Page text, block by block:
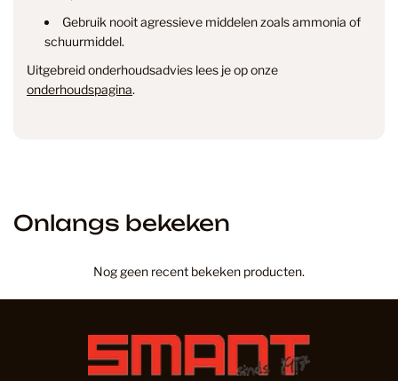
Gebruik nooit agressieve middelen zoals ammonia of
schuurmiddel.
Uitgebreid onderhoudsadvies lees je op onze
onderhoudspagina.
Onlangs bekeken
Nog geen recent bekeken producten.